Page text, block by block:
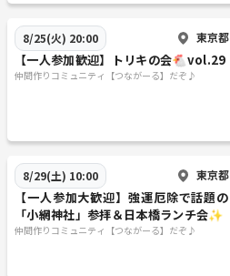
8/25(火) 20:00 東京都
【一人参加歓迎】トリキの会🐔vol.29
仲間作りコミュニティ【つながーる】だぞ♪
8/29(土) 10:00 東京都
【一人参加大歓迎】強運厄除で話題の
「小網神社」参拝＆日本橋ランチ会✨
仲間作りコミュニティ【つながーる】だぞ♪